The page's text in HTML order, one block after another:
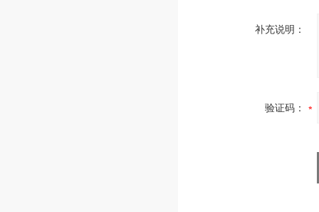
补充说明：
验证码：